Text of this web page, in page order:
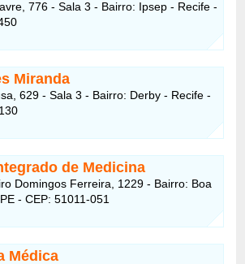
776 - Sala 3 - Bairro: Ipsep - Recife -
Miranda
629 - Sala 3 - Bairro: Derby - Recife -
de Medicina
Domingos Ferreira, 1229 - Bairro: Boa
- CEP: 51011-051
Médica